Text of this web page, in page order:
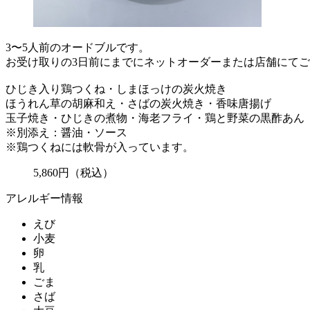
3〜5人前のオードブルです。
お受け取りの3日前にまでにネットオーダーまたは店舗にてご
ひじき入り鶏つくね・しまほっけの炭火焼き
ほうれん草の胡麻和え・さばの炭火焼き・香味唐揚げ
玉子焼き・ひじきの煮物・海老フライ・鶏と野菜の黒酢あん
※別添え：醤油・ソース
※鶏つくねには軟骨が入っています。
5,860円 （税込）
アレルギー情報
えび
小麦
卵
乳
ごま
さば